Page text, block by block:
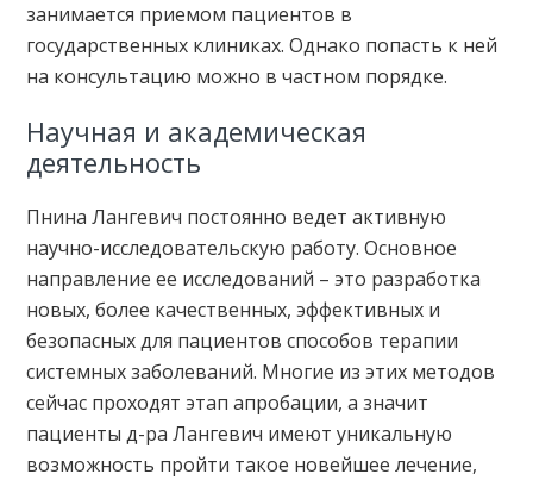
занимается приемом пациентов в
государственных клиниках. Однако попасть к ней
на консультацию можно в частном порядке.
Научная и академическая
деятельность
Пнина Лангевич постоянно ведет активную
научно-исследовательскую работу. Основное
направление ее исследований – это разработка
новых, более качественных, эффективных и
безопасных для пациентов способов терапии
системных заболеваний. Многие из этих методов
сейчас проходят этап апробации, а значит
пациенты д-ра Лангевич имеют уникальную
возможность пройти такое новейшее лечение,